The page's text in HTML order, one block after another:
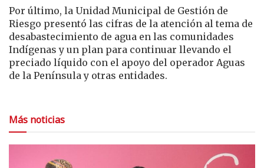
Por último, la Unidad Municipal de Gestión de
Riesgo presentó las cifras de la atención al tema de
desabastecimiento de agua en las comunidades
Indígenas y un plan para continuar llevando el
preciado líquido con el apoyo del operador Aguas
de la Península y otras entidades.
Más noticias